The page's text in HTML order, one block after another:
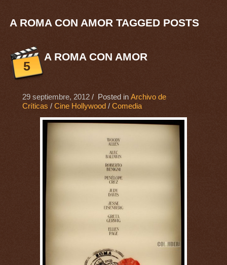
A ROMA CON AMOR TAGGED POSTS
5
A ROMA CON AMOR
29 septiembre, 2012/ Posted in Archivo de
Críticas / Cine Hollywood / Comedia